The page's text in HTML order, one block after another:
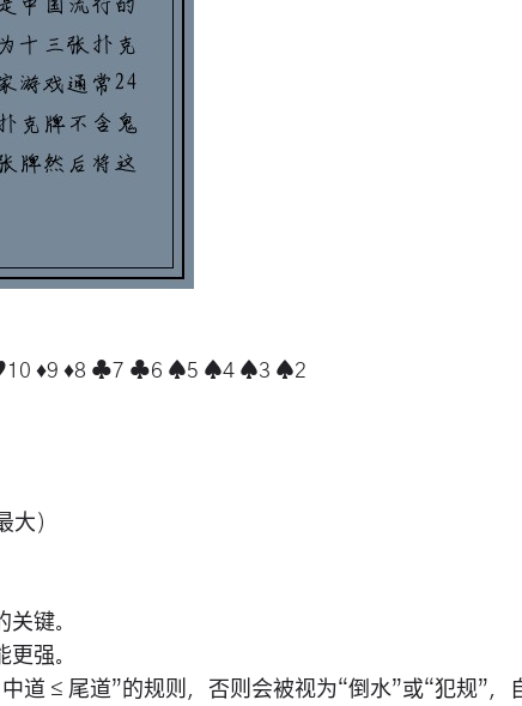
♦9 ♦8 ♣7 ♣6 ♠5 ♠4 ♠3 ♠2
）
键。
强。
道 ≤ 尾道”的规则，否则会被视为“倒水”或“犯规”，